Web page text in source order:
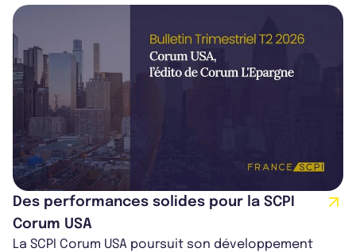
Des performances solides pour la SCPI
Corum USA
La SCPI Corum USA poursuit son développement